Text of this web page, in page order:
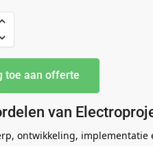
toe aan offerte
van
ontwikkeling, implementatie